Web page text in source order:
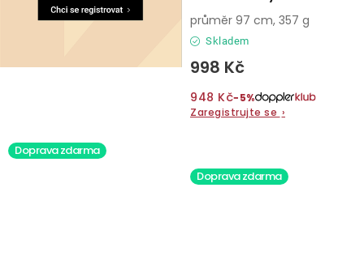
Skladem
998 Kč
948 Kč−5%
Zaregistrujte se ›
průměr 97 cm, 357 g
Doprava zdarma
Doprava zdarma